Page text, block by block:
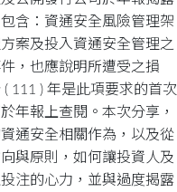
含：資通安全風險管理架
案及投入資通安全管理之
，也應說明所遭受之損
111 ) 年是此項要求的首次
年報上查閱。本次分享，
通安全相關作為，以及從
與原則，如何讓投資人及
注的心力，並與過度揭露